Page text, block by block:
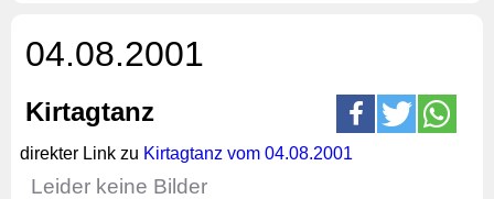
04.08.2001
Kirtagtanz
direkter Link zu Kirtagtanz vom 04.08.2001
Leider keine Bilder